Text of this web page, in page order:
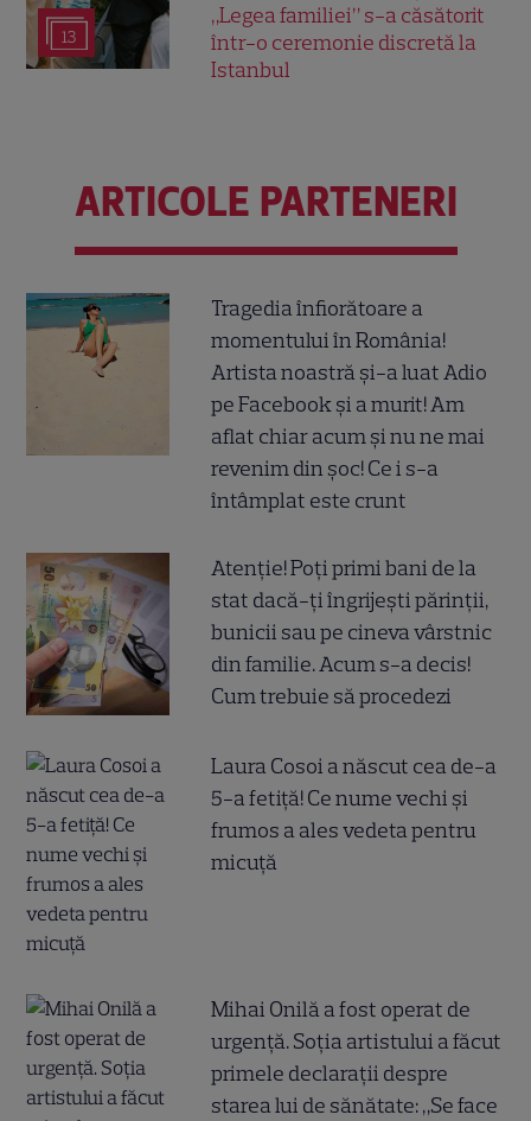
13
„Legea familiei” s-a căsătorit
într-o ceremonie discretă la
Istanbul
ARTICOLE PARTENERI
Tragedia înfiorătoare a
momentului în România!
Artista noastră și-a luat Adio
pe Facebook și a murit! Am
aflat chiar acum și nu ne mai
revenim din șoc! Ce i s-a
întâmplat este crunt
Atenție! Poți primi bani de la
stat dacă-ți îngrijești părinții,
bunicii sau pe cineva vârstnic
din familie. Acum s-a decis!
Cum trebuie să procedezi
Laura Cosoi a născut cea de-a
5-a fetiță! Ce nume vechi și
frumos a ales vedeta pentru
micuță
Mihai Onilă a fost operat de
urgență. Soția artistului a făcut
primele declarații despre
starea lui de sănătate: „Se face